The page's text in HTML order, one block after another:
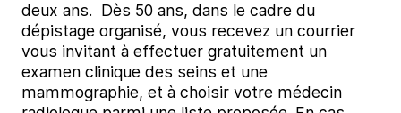
deux ans. Dès 50 ans, dans le cadre du
dépistage organisé, vous recevez un courrier
vous invitant à effectuer gratuitement un
examen clinique des seins et une
mammographie, et à choisir votre médecin